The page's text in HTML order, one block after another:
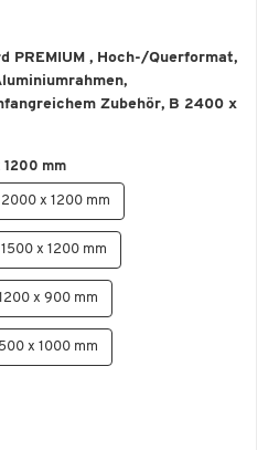
PREMIUM , Hoch-/Querformat,
Zubehör, B 2400 x
mm
2000 x 1200 mm
1500 x 1200 mm
x 900 mm
x 1000 mm